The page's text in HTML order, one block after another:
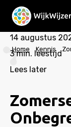
Home Kennis
14 augustus
3 min. leestijd
Lees later